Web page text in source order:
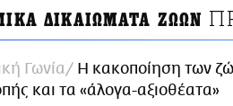
ΔΙΚΑΙΩΜΑΤΑ ΖΩΩΝ
Γωνία
Η κακοποίηση των
και τα «άλογα-αξιοθέατα»